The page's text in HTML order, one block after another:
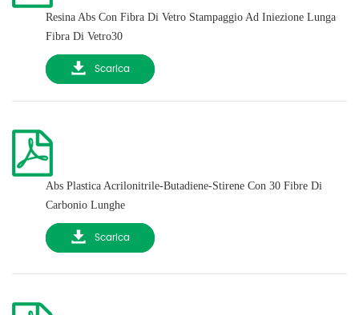
Resina Abs Con Fibra Di Vetro Stampaggio Ad Iniezione Lunga
Fibra Di Vetro30
Scarica
Abs Plastica Acrilonitrile-Butadiene-Stirene Con 30 Fibre Di
Carbonio Lunghe
Scarica